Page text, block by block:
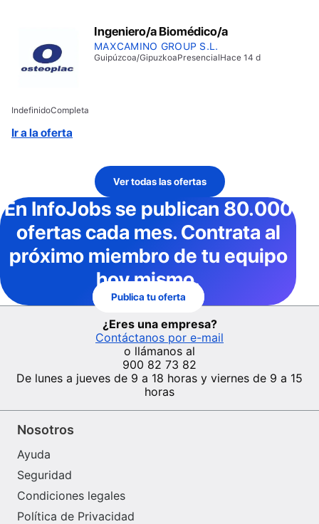
Ingeniero/a Biomédico/a
MAXCAMINO GROUP S.L.
Guipúzcoa/GipuzkoaPresencialHace 14 d
IndefinidoCompleta
Ir a la oferta
Ver todas las ofertas
En InfoJobsse publican 80.000
ofertas cada mes. Contrata al
próximo miembro de tu equipo
hoy mismo.
Publica tu oferta
¿Eres una empresa?
Contáctanos por e-mail
o llámanos al
900 82 73 82
De lunes a jueves de 9 a 18 horas y viernes de 9 a 15
horas
Nosotros
Ayuda
Seguridad
Condiciones legales
Política de Privacidad